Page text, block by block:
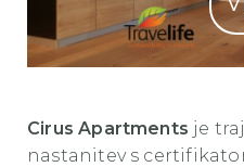
Cirus Apartments je
nastanitev s